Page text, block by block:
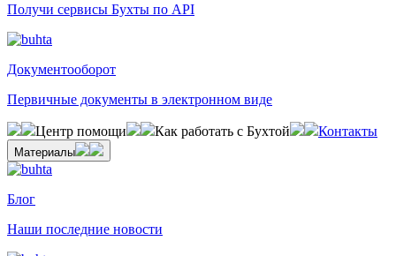
Получи сервисы Бухты по API
Документооборот
Первичные документы в электронном виде
Центр помощи Как работать с Бухтой Контакты
Материалы
Блог
Наши последние новости